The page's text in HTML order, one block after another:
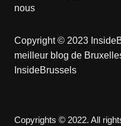
nous
Copyright © 2023
meilleur blog de
InsideBrussels
Copyrights © 2022. All